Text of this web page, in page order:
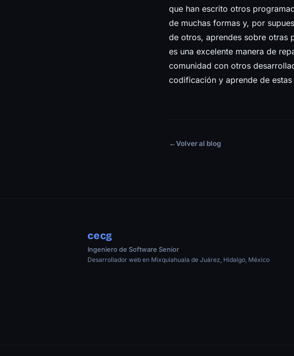
que han escrito otros
de muchas formas y, por
de otros, aprendes sobre otras
es una excelente manera de
comunidad con otros
codificación y aprende de estas
←Volver al blog
cecg
Ingeniero de Software Senior
Desarrollador web en Mixquiahuala de Juárez, Hidalgo, México